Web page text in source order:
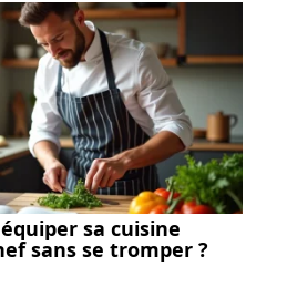
sa cuisine
sans se tromper ?